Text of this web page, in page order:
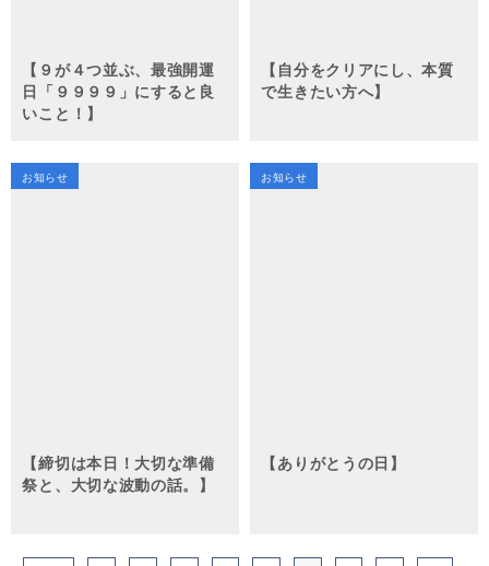
【９が４つ並ぶ、最強開運
日「９９９９」にすると良
いこと！】
【自分をクリアにし、本質
で生きたい方へ】
お知らせ
【締切は本日！大切な準備
祭と、大切な波動の話。】
お知らせ
【ありがとうの日】